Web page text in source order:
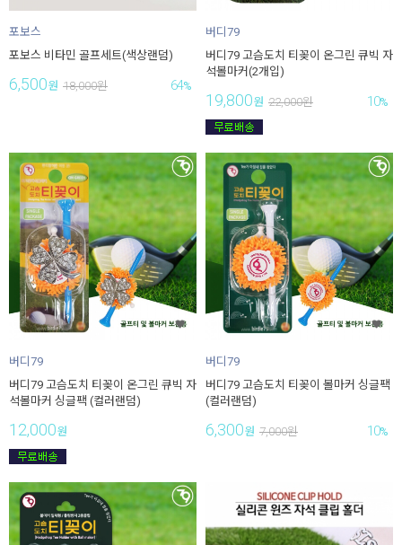
포보스
포보스 비타민 골프세트(색상랜덤)
6,500원 18,000원 64%
버디79
버디79 고슴도치 티꽂이 온그린 큐빅 자
석볼마커(2개입)
19,800원 22,000원 10%
버디79
버디79 고슴도치 티꽂이 온그린 큐빅 자
석볼마커 싱글팩 (컬러랜덤)
12,000원
버디79
버디79 고슴도치 티꽂이 볼마커 싱글팩
(컬러랜덤)
6,300원 7,000원 10%